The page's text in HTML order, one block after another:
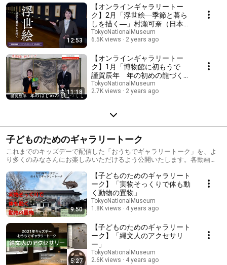
12:53
【オンラインギャラリートー
ク】2月「浮世絵―季節と暮ら
しを描く―」村瀬可奈（日本絵
画）
TokyoNationalMuseum
6.5K views
2 years ago
11:18
【オンラインギャラリートー
ク】1月「博物館に初もうで
謹賀辰年 年の初めの龍づく
し」児島 大輔（日本・東洋彫
刻）、山本桃子（博物館教育）
TokyoNationalMuseum
2.7K views
2 years ago
子どものためのギャラリートーク
これまでのキッズデーで配信した「おうちでギャラリートーク」を、よ
り多くのみなさんにお楽しみいただけるよう公開いたします。各動画
をわかりやすく解説しています。膨大（ぼうだい）な収蔵品（しゅうぞ
うひん）を扱う研究員ならではの視点は、子どもはもちろん大人も楽し
める内容です。
9:50
【子どものためのギャラリート
ーク】「実物そっくりで体も動
く動物の置物」
TokyoNationalMuseum
1.8K views
4 years ago
5:27
【子どものためのギャラリート
ーク】「縄文人のアクセサリ
ー」
TokyoNationalMuseum
2.6K views
4 years ago